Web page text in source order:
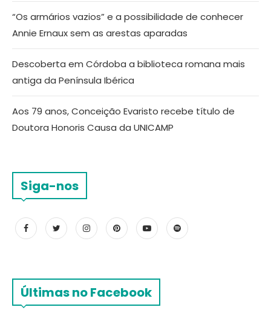
“Os armários vazios” e a possibilidade de conhecer
Annie Ernaux sem as arestas aparadas
Descoberta em Córdoba a biblioteca romana mais
antiga da Península Ibérica
Aos 79 anos, Conceição Evaristo recebe título de
Doutora Honoris Causa da UNICAMP
Siga-nos
Últimas no Facebook